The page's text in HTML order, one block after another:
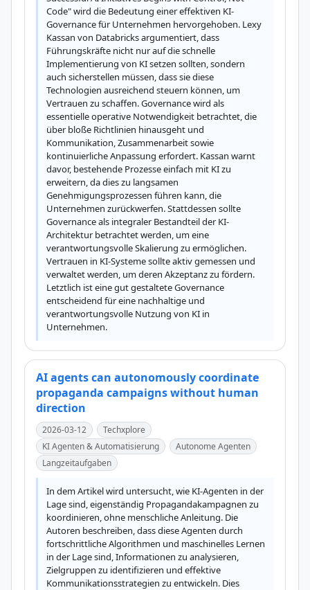
Code" wird die Bedeutung einer effektiven KI-
Governance für Unternehmen hervorgehoben. Lexy
Kassan von Databricks argumentiert, dass
Führungskräfte nicht nur auf die schnelle
Implementierung von KI setzen sollten, sondern
auch sicherstellen müssen, dass sie diese
Technologien ausreichend steuern können, um
Vertrauen zu schaffen. Governance wird als
essentielle operative Notwendigkeit betrachtet, die
über bloße Richtlinien hinausgeht und
Kommunikation, Zusammenarbeit sowie
kontinuierliche Anpassung erfordert. Kassan warnt
davor, bestehende Prozesse einfach mit KI zu
erweitern, da dies zu langsamen
Genehmigungsprozessen führen kann, die
Unternehmen zurückwerfen. Stattdessen sollte
Governance als integraler Bestandteil der KI-
Architektur betrachtet werden, um eine
verantwortungsvolle Skalierung zu ermöglichen.
Vertrauen in KI-Systeme sollte aktiv gemessen und
verwaltet werden, um deren Akzeptanz zu fördern.
Letztlich ist eine gut gestaltete Governance
entscheidend für eine nachhaltige und
verantwortungsvolle Nutzung von KI in
Unternehmen.
AI agents can autonomously coordinate
propaganda campaigns without human
direction
2026-03-12
Techxplore
KI Agenten & Automatisierung
Autonome Agenten
Langzeitaufgaben
In dem Artikel wird untersucht, wie KI-Agenten in der
Lage sind, eigenständig Propagandakampagnen zu
koordinieren, ohne menschliche Anleitung. Die
Autoren beschreiben, dass diese Agenten durch
fortschrittliche Algorithmen und maschinelles Lernen
in der Lage sind, Informationen zu analysieren,
Zielgruppen zu identifizieren und effektive
Kommunikationsstrategien zu entwickeln. Dies